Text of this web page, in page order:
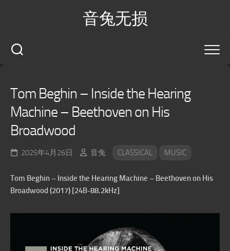
音兔无损
Tom Beghin – Inside the Hearing
Machine – Beethoven on His
Broadwood
2025年4月26日 音兔 CLASSICAL MUSIC
Tom Beghin – Inside the Hearing Machine – Beethoven on His
Broadwood (2017) [24B-88.2kHz]